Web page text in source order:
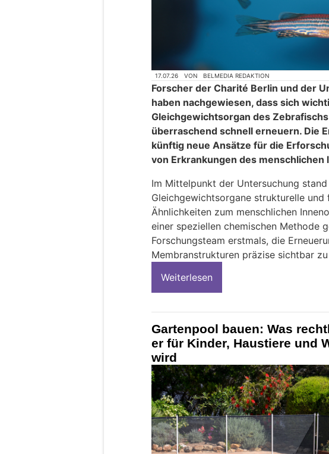
17.07.26 VON BELMEDIA REDAKTION
Forscher der Charité Berlin und der
haben nachgewiesen, dass sich
Gleichgewichtsorgan des
überraschend schnell erneuern. Die
künftig neue Ansätze für die
von Erkrankungen des menschlichen
Im Mittelpunkt der Untersuchung
Gleichgewichtsorgane strukturelle und
Ähnlichkeiten zum menschlichen
einer speziellen chemischen Methode
Forschungsteam erstmals, die
Membranstrukturen präzise sichtbar zu
Weiterlesen
Gartenpool bauen: Was
er für Kinder, Haustiere und
wird